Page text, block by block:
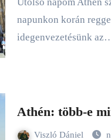
napunkon korán
idegenvezetésünk
Athén: több-e
Viszló Dániel